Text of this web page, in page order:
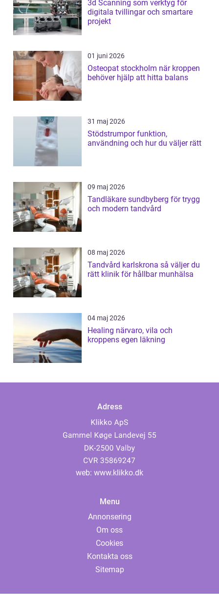
3d Scanning som verktyg för
digitala tvillingar och smartare
projekt
01 juni 2026
Osteopat stockholm när kroppen
behöver hjälp att hitta balans
31 maj 2026
Stödstrumpor funktion,
användning och hur du väljer rätt
09 maj 2026
Tandläkare sundbyberg för trygg
och modern tandvård
08 maj 2026
Tandvård karlskrona så väljer du
rätt klinik för hållbar munhälsa
04 maj 2026
Healing närvaro, vila och
kroppens egen läkning
Adress
web: www.klikko.dk
Menu
Annonsering
Om oss
Cookies
Kontakta oss
Sitemap